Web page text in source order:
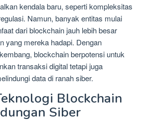
kendala baru, seperti kompleksitas
Namun, banyak entitas mulai
dari blockchain jauh lebih besar
yang mereka hadapi. Dengan
blockchain berpotensi untuk
transaksi digital tetapi juga
data di ranah siber.
Blockchain
Siber